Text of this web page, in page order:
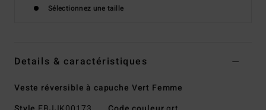
Sélectionnez une taille
Details & caractéristiques
Veste réversible à capuche Vert Femme